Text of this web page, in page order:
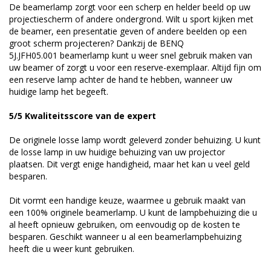
De beamerlamp zorgt voor een scherp en helder beeld op uw
projectiescherm of andere ondergrond. Wilt u sport kijken met
de beamer, een presentatie geven of andere beelden op een
groot scherm projecteren? Dankzij de BENQ
5J.JFH05.001 beamerlamp kunt u weer snel gebruik maken van
uw beamer of zorgt u voor een reserve-exemplaar. Altijd fijn om
een reserve lamp achter de hand te hebben, wanneer uw
huidige lamp het begeeft.
5/5 Kwaliteitsscore van de expert
De originele losse lamp wordt geleverd zonder behuizing. U kunt
de losse lamp in uw huidige behuizing van uw projector
plaatsen. Dit vergt enige handigheid, maar het kan u veel geld
besparen.
Dit vormt een handige keuze, waarmee u gebruik maakt van
een 100% originele beamerlamp. U kunt de lampbehuizing die u
al heeft opnieuw gebruiken, om eenvoudig op de kosten te
besparen. Geschikt wanneer u al een beamerlampbehuizing
heeft die u weer kunt gebruiken.